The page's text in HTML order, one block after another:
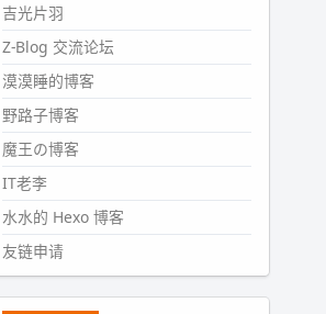
话，2024 年目前只发了 13 条
嘟？？？？
wdssmq
2024-09-15 10:32:07
#PubWordVSCode 内 git 操作卡
住的时候没办法主动取消一直是个
痛点，一般都是推送或拉取，今天
连提交都卡了。。
wdssmq
#PubWord又一个夏天过去了，
吉光片羽
Z-Blog 交流论坛
漠漠睡的博客
野路子博客
魔王の博客
IT老李
水水的 Hexo 博客
友链申请